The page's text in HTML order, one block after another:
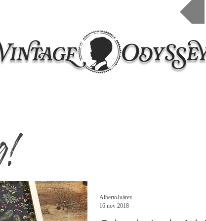
AlbertoJuárez
16 nov 2018